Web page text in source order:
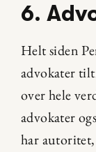
6.
Helt siden
advokater
over hele
advokater
har